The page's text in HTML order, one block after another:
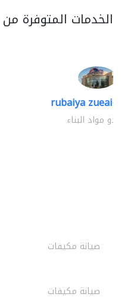
الخدمات المتوفرة
rubaiya zueaid
موردو مواد البناء
صيانة مكيفات
صيانة مكيفات